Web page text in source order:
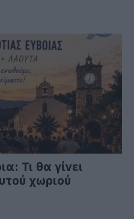
Τι θα γίνει
χωριού